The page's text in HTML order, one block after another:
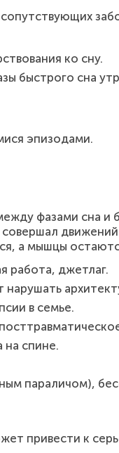
ко сну.
быстрого сна
эпизодами.
фазами сна и
а мышцы
работа, джетлаг.
в семье.
спине.
параличом),
привести к